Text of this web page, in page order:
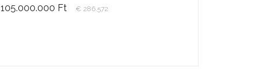
105.000.000 Ft € 286.572